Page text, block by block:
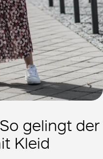
gelingt der
Kleid